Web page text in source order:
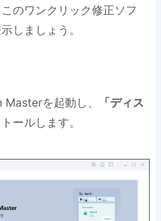
のワンクリック修正ソフ
しましょう。
を起動し、
「ディス
ールします。